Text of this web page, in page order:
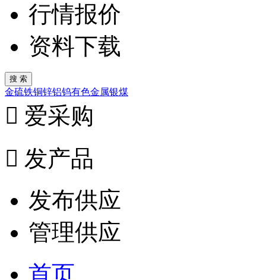
行情报价
资料下载
金硫铁铜锌铝钨有色金属银煤
 爱采购
 发产品
发布供应
管理供应
首页